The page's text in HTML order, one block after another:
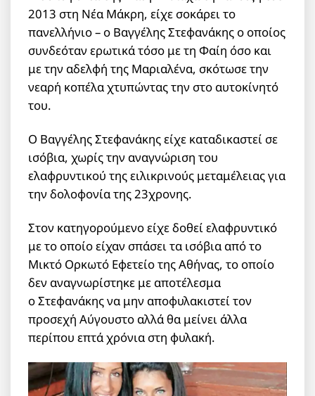
2013 στη Νέα Μάκρη, είχε σοκάρει το
πανελλήνιο – ο Βαγγέλης Στεφανάκης ο οποίος
συνδεόταν ερωτικά τόσο με τη Φαίη όσο και
με την αδελφή της Μαριαλένα, σκότωσε την
νεαρή κοπέλα χτυπώντας την στο αυτοκίνητό
του.
Ο Βαγγέλης Στεφανάκης είχε καταδικαστεί σε
ισόβια, χωρίς την αναγνώριση του
ελαφρυντικού της ειλικρινούς μεταμέλειας για
την δολοφονία της 23χρονης.
Στον κατηγορούμενο είχε δοθεί ελαφρυντικό
με το οποίο είχαν σπάσει τα ισόβια από το
Μικτό Ορκωτό Εφετείο της Αθήνας, το οποίο
δεν αναγνωρίστηκε με αποτέλεσμα
ο Στεφανάκης να μην αποφυλακιστεί τον
προσεχή Αύγουστο αλλά θα μείνει άλλα
περίπου επτά χρόνια στη φυλακή.